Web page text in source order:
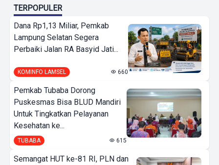
TERPOPULER
Dana Rp1,13 Miliar, Pemkab
Lampung Selatan Segera
Perbaiki Jalan RA Basyid Jati...
KOMINFO LAMSEL 660
Pemkab Tubaba Dorong
Puskesmas Bisa BLUD Mandiri
Untuk Tingkatkan Pelayanan
Kesehatan ke...
TUBABA 615
Semangat HUT ke-81 RI, PLN dan